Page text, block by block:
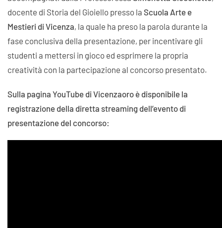
docente di Storia del Gioiello presso la Scuola Arte e
Mestieri di Vicenza, la quale ha preso la parola durante la
fase conclusiva della presentazione, per incentivare gli
studenti a mettersi in gioco ed esprimere la propria
creatività con la partecipazione al concorso presentato.
Sulla pagina YouTube di Vicenzaoro è disponibile la
registrazione della diretta streaming dell’evento di
presentazione del concorso: